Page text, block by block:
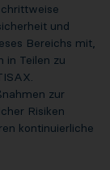
und
Bereichs mit,
in Teilen zu
zur
Risiken
kontinuierliche